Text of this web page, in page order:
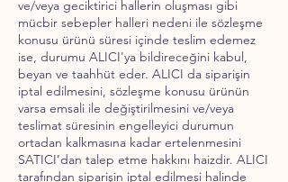
ve/veya geciktirici hallerin oluşması gibi
mücbir sebepler halleri nedeni ile sözleşme
konusu ürünü süresi içinde teslim edemez
ise, durumu ALICI'ya bildireceğini kabul,
beyan ve taahhüt eder. ALICI da siparişin
iptal edilmesini, sözleşme konusu ürünün
varsa emsali ile değiştirilmesini ve/veya
teslimat süresinin engelleyici durumun
ortadan kalkmasına kadar ertelenmesini
SATICI’dan talep etme hakkını haizdir. ALICI
tarafından siparişin iptal edilmesi halinde